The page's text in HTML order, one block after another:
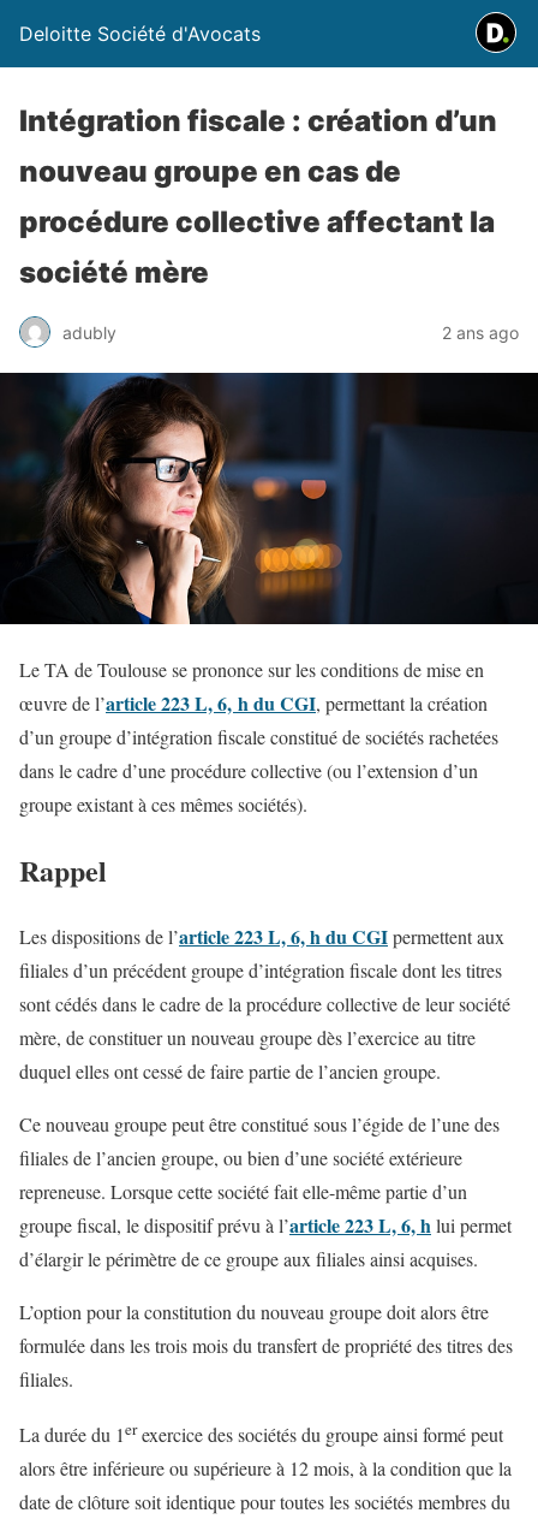
Deloitte Société d'Avocats
Intégration fiscale : création d’un
nouveau groupe en cas de
procédure collective affectant la
société mère
adubly 2 ans ago
Le TA de Toulouse se prononce sur les conditions de mise en
œuvre de l’article 223 L, 6, h du CGI, permettant la création
d’un groupe d’intégration fiscale constitué de sociétés rachetées
dans le cadre d’une procédure collective (ou l’extension d’un
groupe existant à ces mêmes sociétés).
Rappel
Les dispositions de l’article 223 L, 6, h du CGIpermettent aux
filiales d’un précédent groupe d’intégration fiscale dont les titres
sont cédés dans le cadre de la procédure collective de leur société
mère, de constituer un nouveau groupe dès l’exercice au titre
duquel elles ont cessé de faire partie de l’ancien groupe.
Ce nouveau groupe peut être constitué sous l’égide de l’une des
filiales de l’ancien groupe, ou bien d’une société extérieure
repreneuse. Lorsque cette société fait elle-même partie d’un
groupe fiscal, le dispositif prévu à l’article 223 L, 6, hlui permet
d’élargir le périmètre de ce groupe aux filiales ainsi acquises.
L’option pour la constitution du nouveau groupe doit alors être
formulée dans les trois mois du transfert de propriété des titres des
filiales.
La durée du 1erexercice des sociétés du groupe ainsi formé peut
alors être inférieure ou supérieure à 12 mois, à la condition que la
date de clôture soit identique pour toutes les sociétés membres du